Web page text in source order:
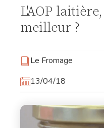
L'AOP
meilleur ?
Le Fromage
13/04/18